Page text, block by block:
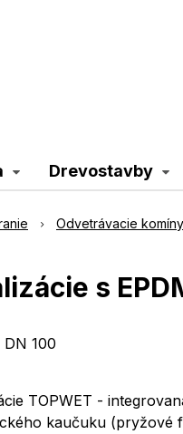
Drevostavby
Odvetrávacie komíny
s
DN 100
TOPWET -
kaučuku (pryžové